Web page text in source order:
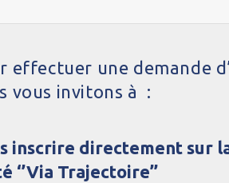
effectuer une demande
vous invitons à :
inscrire directement sur
‘’Via Trajectoire’’